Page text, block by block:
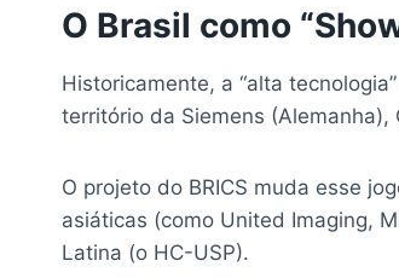
O Brasil como
Historicamente, a “alta
território da Siemens (Alemanha),
O projeto do BRICS muda esse
asiáticas (como United Imaging,
Latina (o HC-USP).